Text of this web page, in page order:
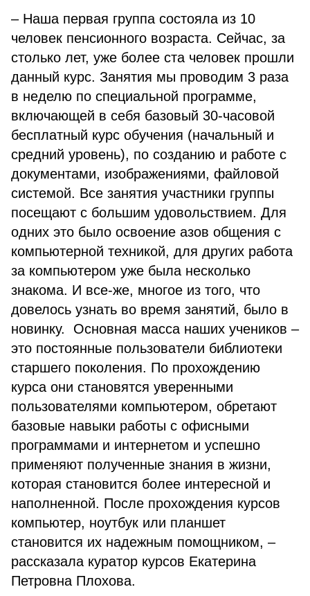
– Наша первая группа состояла из 10
человек пенсионного возраста. Сейчас, за
столько лет, уже более ста человек прошли
данный курс. Занятия мы проводим 3 раза
в неделю по специальной программе,
включающей в себя базовый 30-часовой
бесплатный курс обучения (начальный и
средний уровень), по созданию и работе с
документами, изображениями, файловой
системой. Все занятия участники группы
посещают с большим удовольствием. Для
одних это было освоение азов общения с
компьютерной техникой, для других работа
за компьютером уже была несколько
знакома. И все-же, многое из того, что
довелось узнать во время занятий, было в
новинку. Основная масса наших учеников –
это постоянные пользователи библиотеки
старшего поколения. По прохождению
курса они становятся уверенными
пользователями компьютером, обретают
базовые навыки работы с офисными
программами и интернетом и успешно
применяют полученные знания в жизни,
которая становится более интересной и
наполненной. После прохождения курсов
компьютер, ноутбук или планшет
становится их надежным помощником, –
рассказала куратор курсов Екатерина
Петровна Плохова.